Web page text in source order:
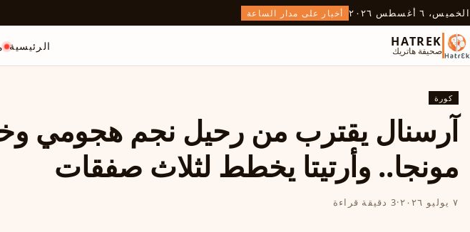
الخميس، ٦ أغسطس ٢٠٢٦ أخبار على مدار الساعة
HATREK
صحيفة هاتريك الرئيسية
كورة
آرسنال يقترب من رحيل نجم هجومي
مونجا.. وأرتيتا يخطط لثلاث صفقات
٧ يوليو ٢٠٢٦ ·3 دقيقة قراءة